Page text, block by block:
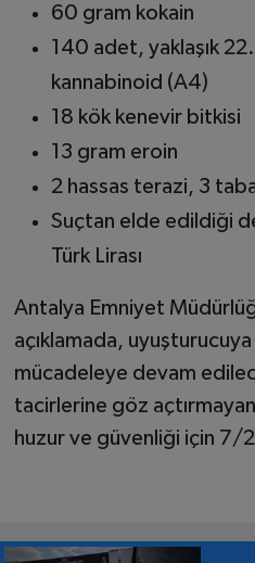
60 gram kokain
140 adet, yaklaşık
kannabinoid (A4)
18 kök kenevir bitkisi
13 gram eroin
2 hassas terazi, 3
Suçtan elde edildiği
Türk Lirası
Antalya Emniyet
açıklamada, uyuşturucuya
mücadeleye devam
tacirlerine göz
huzur ve güvenliği için 7/